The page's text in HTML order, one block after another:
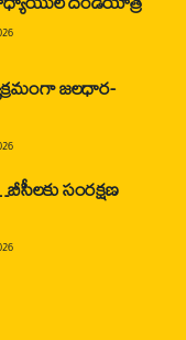
జలధార-
సంరక్షణ